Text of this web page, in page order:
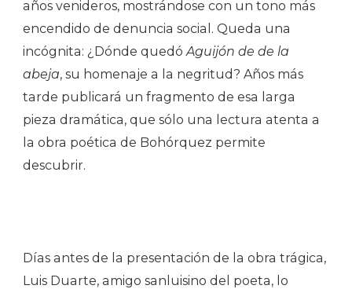
años venideros, mostrándose con un tono más
encendido de denuncia social. Queda una
incógnita: ¿Dónde quedóAguijón de de la
abeja, su homenaje a la negritud? Años más
tarde publicará un fragmento de esa larga
pieza dramática, que sólo una lectura atenta a
la obra poética de Bohórquez permite
descubrir.
Días antes de la presentación de la obra trágica,
Luis Duarte, amigo sanluisino del poeta, lo